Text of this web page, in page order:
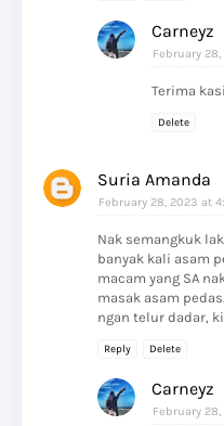
Carneyz
February 28,
Terima
Delete
Suria Amanda
February 28, 2023 at
Nak semangkuk
banyak kali asam
macam yang SA
masak asam
ngan telur dadar,
Reply Delete
Carneyz
February 28,